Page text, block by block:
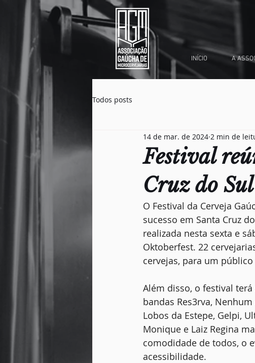
INÍCIO A
Todos posts
Festival
Cruz do Sul
14 de mar. de 2024 2 min de
O Festival da Cerveja
sucesso em Santa Cruz
realizada nesta sexta e
Oktoberfest. 22
cervejas, para um
Além disso, o festival
bandas Res3rva,
Lobos da Estepe, Gelpi,
Monique e Laiz Regina
comodidade de todos, o
acessibilidade.